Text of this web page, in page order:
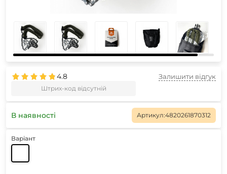
4.8
Штрих-код відсутній
Залишити відгук
В наявності Артикул:4820261870312
Варіант